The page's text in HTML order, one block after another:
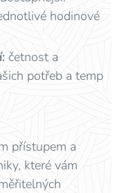
hodinové
četnost a
potřeb a temp
přístupem a
které vám